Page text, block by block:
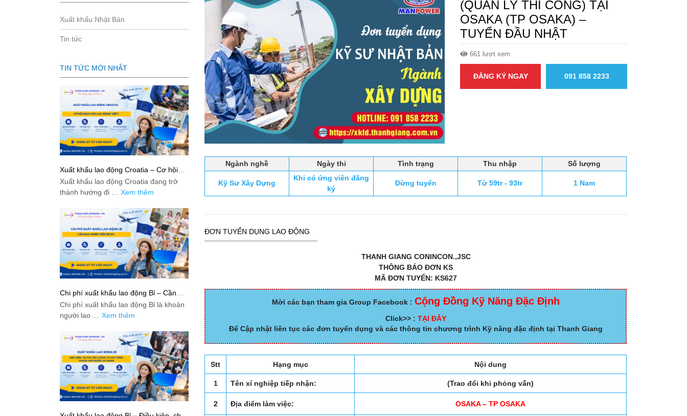
(QUẢN LÝ THI CÔNG) TẠI
OSAKA (TP OSAKA) –
TUYỂN ĐẦU NHẬT
661 lượt xem
ĐĂNG KÝ NGAY 091 858 2233
Ngành nghề Ngày thi Tình trạng Thu nhập Số lượng
Kỹ Sư Xây Dựng
Khi có ứng viên đăng
ký
Dừng tuyển Từ 59tr - 93tr 1 Nam
ĐƠN TUYỂN DỤNG LAO ĐỘNG
THANH GIANG CONINCON.,JSC
THÔNG BÁO ĐƠN KS
MÃ ĐƠN TUYỂN: KS627
Mời các bạn tham gia Group Facebook : Cộng Đồng Kỹ Năng Đặc Định
Click>> : TẠI ĐÂY
Để Cập nhật liên tục các đơn tuyển dụng và các thông tin chương trình Kỹ năng đặc định tại Thanh Giang
Stt Hạng mục Nội dung
1 Tên xí nghiệp tiếp nhận: (Trao đổi khi phỏng vấn)
2 Địa điểm làm việc: OSAKA – TP OSAKA
Xuất khẩu Nhật Bản
Tin tức
TIN TỨC MỚI NHẤT
Xuất khẩu lao động Croatia – Cơ hội
nào cho lao động Việt?
Xuất khẩu lao động Croatia đang trở
thành hướng đi … Xem thêm
Chi phí xuất khẩu lao động Bỉ – Cần
bao nhiêu tiền để đi?
Chi phí xuất khẩu lao động Bỉ là khoản
người lao … Xem thêm